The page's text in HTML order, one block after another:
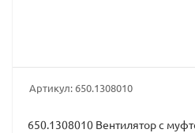
Артикул:650.1308010
650.1308010 Вентилятор с